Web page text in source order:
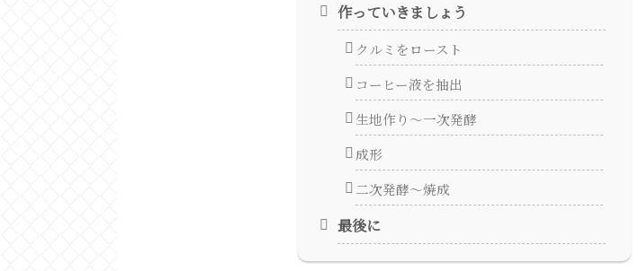
作っていきましょう
クルミをロースト
コーヒー液を抽出
生地作り〜一次発酵
成形
二次発酵〜焼成
最後に